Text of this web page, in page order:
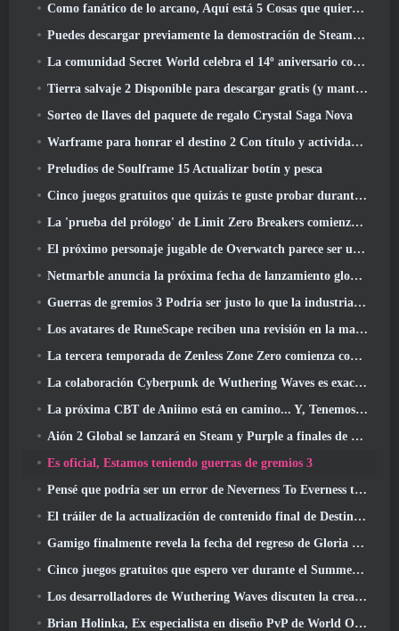
Como fanático de lo arcano, Aquí está 5 Cosas que quiero ver del MMO de Riot
Puedes descargar previamente la demostración de Steam Next Fest de Embers Of The Uncrowned Tomorrow
La comunidad Secret World celebra el 14º aniversario con un misterio que deberán resolver juntos
Tierra salvaje 2 Disponible para descargar gratis (y mantener) Por tiempo limitado
Sorteo de llaves del paquete de regalo Crystal Saga Nova
Warframe para honrar el destino 2 Con título y actividad especial en el juego
Preludios de Soulframe 15 Actualizar botín y pesca
Cinco juegos gratuitos que quizás te guste probar durante el Bullet Fest
La 'prueba del prólogo' de Limit Zero Breakers comienza hoy
El próximo personaje jugable de Overwatch parece ser un jefe criminal cyborg con exceso de trabajo
Netmarble anuncia la próxima fecha de lanzamiento global de RF Online
Guerras de gremios 3 Podría ser justo lo que la industria de los MMO necesita ahora mismo
Los avatares de RuneScape reciben una revisión en la mayor actualización visual del juego en los últimos diez años
La tercera temporada de Zenless Zone Zero comienza con un viaje a una isla Bangboo en el cielo, Y a la plataforma Steam
La colaboración Cyberpunk de Wuthering Waves es exactamente lo que quiero de mis eventos cruzados de videojuegos
La próxima CBT de Aniimo está en camino... Y, Tenemos una ventana de lanzamiento oficial
Aión 2 Global se lanzará en Steam y Purple a finales de este año
Es oficial, Estamos teniendo guerras de gremios 3
Pensé que podría ser un error de Neverness To Everness tener el evento Porsche Collab Gacha tan temprano, Pero me equivoqué
El tráiler de la actualización de contenido final de Destiny 2 es un grito de guerra
Gamigo finalmente revela la fecha del regreso de Gloria Victis, ¿Sobrevivirá la segunda vez??
Cinco juegos gratuitos que espero ver durante el Summer Game Fest
Los desarrolladores de Wuthering Waves discuten la creación de la secuencia de batalla Lahai-Roi Mech
Brian Holinka, Ex especialista en diseño PvP de World Of Warcraft, Se une al equipo MMO de League Of Legends